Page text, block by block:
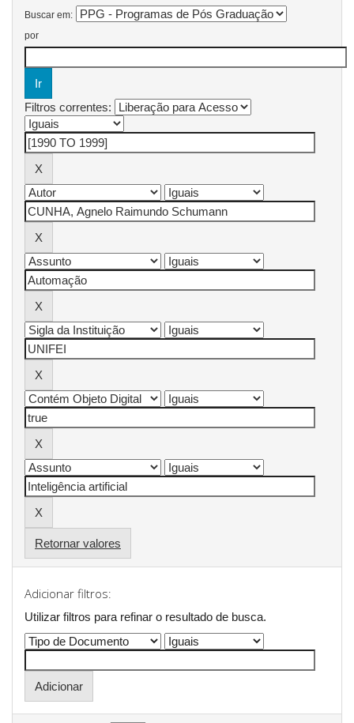
Buscar em:
por
Filtros correntes:
Retornar valores
Adicionar filtros:
Utilizar filtros para refinar o resultado de busca.